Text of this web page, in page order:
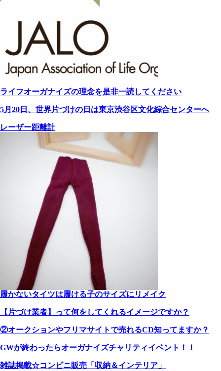
ライフオーガナイズの理念を是非一読してください
5月20日、世界片づけの日は東京渋谷区文化綜合センターへ
レーザー距離計
履かないタイツは履ける子のサイズにリメイク
【片づけ業者】って何をしてくれるイメージですか？
②オークションやフリマサイトで売れるCD知ってますか？
GWが終わったらオーガナイズチャリティイベント！！
雑誌掲載☆コンビニ販売「収納＆インテリア」